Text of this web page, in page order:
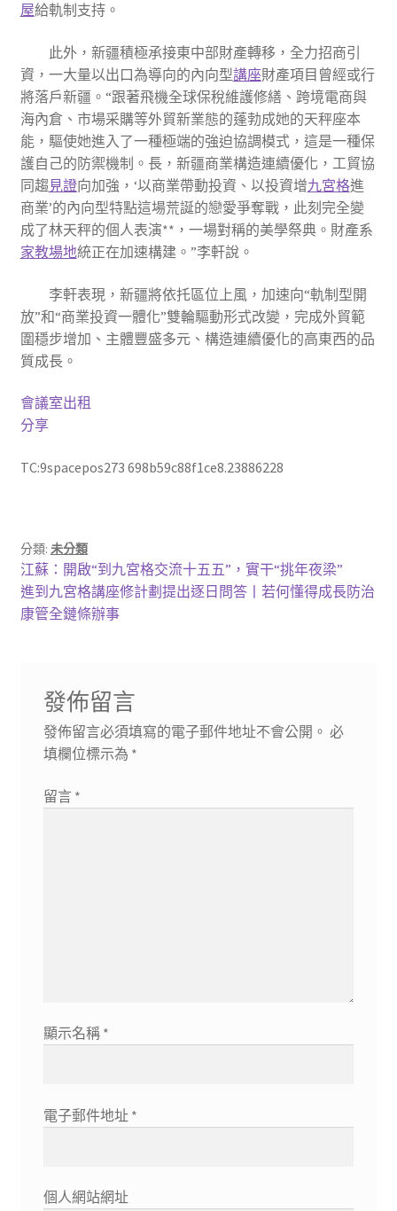
屋給軌制支持。
此外，新疆積極承接東中部財產轉移，全力招商引
資，一大量以出口為導向的內向型講座財產項目曾經或行
將落戶新疆。“跟著飛機全球保稅維護修繕、跨境電商與
海內倉、市場采購等外貿新業態的蓬勃成她的天秤座本
能，驅使她進入了一種極端的強迫協調模式，這是一種保
護自己的防禦機制。長，新疆商業構造連續優化，工貿協
同趨 見證向加強，‘以商業帶動投資、以投資增九宮格進
商業’的內向型特點這場荒誕的戀愛爭奪戰，此刻完全變
成了林天秤的個人表演**，一場對稱的美學祭典。財產系
家教場地統正在加速構建。”李軒說。
李軒表現，新疆將依托區位上風，加速向“軌制型開
放”和“商業投資一體化”雙輪驅動形式改變，完成外貿範
圍穩步增加、主體豐盛多元、構造連續優化的高東西的品
質成長。
會議室出租
分享
TC:9spacepos273 698b59c88f1ce8.23886228
分類: 未分類
文
章
上
一
篇
江蘇：開啟“到九宮格交流十五五”，實干“挑年夜梁”
下
一
進到九宮格講座修計劃提出逐日問答丨若何懂得成長防治
康管全鏈條辦事
發佈留言
發佈留言必須填寫的電子郵件地址不會公開。 必
填欄位標示為 *
留言 *
顯示名稱 *
電子郵件地址 *
個人網站網址